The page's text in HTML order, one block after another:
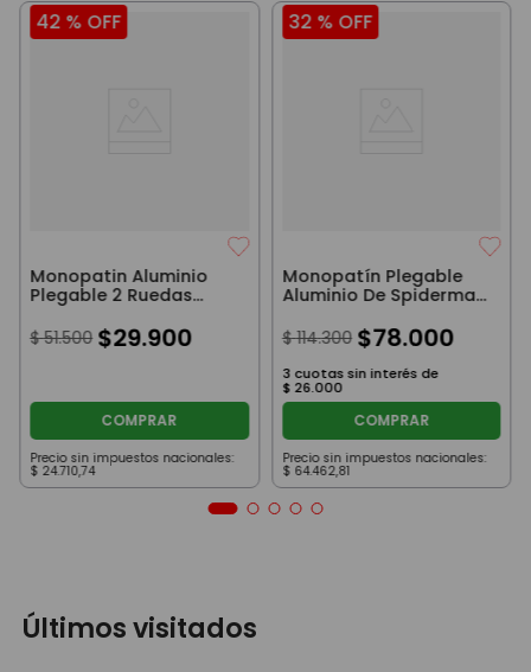
42 % OFF
Monopatin Aluminio
Plegable 2 Ruedas
Spiderman Ruedas Rojo
$ 51.500 $29.900
COMPRAR
Precio sin impuestos nacionales:
$ 24.710,74
32 % OFF
Monopatín Plegable
Aluminio De Spiderman
Base Rojo Manubrio
Azul
$ 114.300 $78.000
3 cuotas sin interés de
$ 26.000
COMPRAR
Precio sin impuestos nacionales:
$ 64.462,81
Últimos visitados